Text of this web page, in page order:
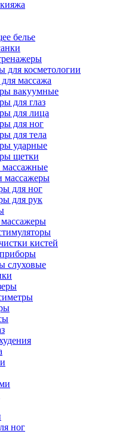
белье
для косметологии
массажа
вакуумные
для глаз
для лица
для ног
для тела
ударные
щетки
массажеры
для ног
для рук
кистей
слуховые
ног